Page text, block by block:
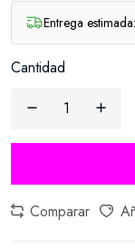
Entrega estimada:
Cantidad
Comparar